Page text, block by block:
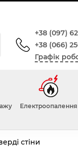
+38 (097)
+38 (066)
Графік
Електроопалення
в
в повнотілі
стіни